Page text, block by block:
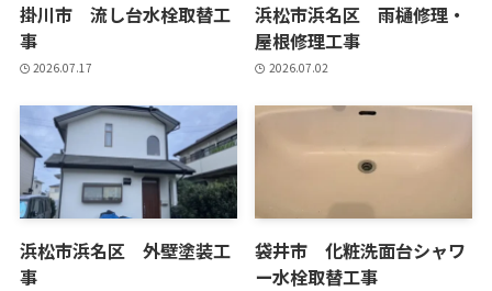
掛川市 流し台水栓取替工
事
2026.07.17
浜松市浜名区 雨樋修理・
屋根修理工事
2026.07.02
浜松市浜名区 外壁塗装工
事
袋井市 化粧洗面台シャワ
ー水栓取替工事